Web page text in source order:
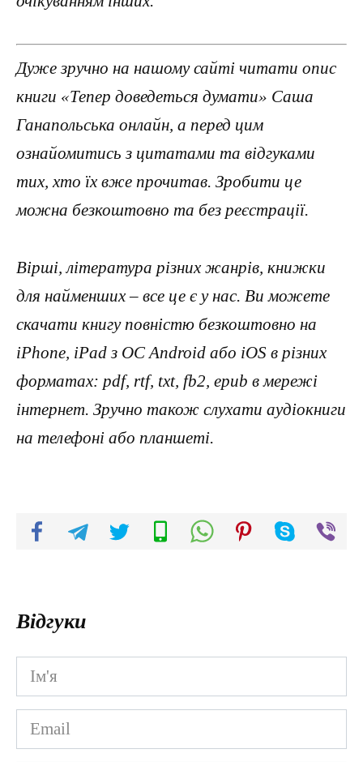
Дуже зручно на нашому сайті читати опис
книги «Тепер доведеться думати» Саша
Ганапольська онлайн, а перед цим
ознайомитись з цитатами та відгуками
тих, хто їх вже прочитав. Зробити це
можна безкоштовно та без реєстрації.
Вірші, література різних жанрів, книжки
для найменших – все це є у нас. Ви можете
скачати книгу повністю безкоштовно на
iPhone, iPad з ОС Android або iOS в різних
форматах: pdf, rtf, txt, fb2, epub в мережі
інтернет. Зручно також слухати аудіокниги
на телефоні або планшеті.
Відгуки
Ім'я
*
Email
*